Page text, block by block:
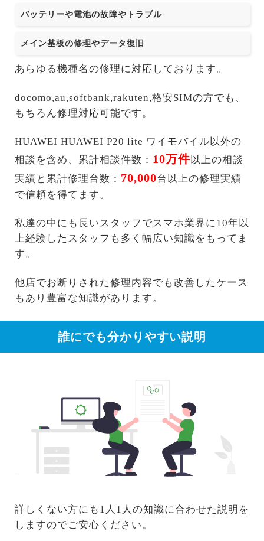
バッテリーや電池の故障やトラブル
メイン基板の修理やデータ復旧
あらゆる機種名の修理に対応しております。
docomo,au,softbank,rakuten,格安SIMの方でも、
もちろん修理対応可能です。
HUAWEI HUAWEI P20 lite ワイモバイル以外の
相談を含め、累計相談件数： 10万件以上の相談
実績と累計修理台数： 70,000台以上の修理実績
で信頼を得てます。
私達の中にも長いスタッフでスマホ業界に10年以
上経験したスタッフも多く幅広い知識をもってま
す。
他店でお断りされた修理内容でも改善したケース
もあり豊富な知識があります。
誰にでも分かりやすい説明
詳しくない方にも1人1人の知識に合わせた説明を
しますのでご安心ください。